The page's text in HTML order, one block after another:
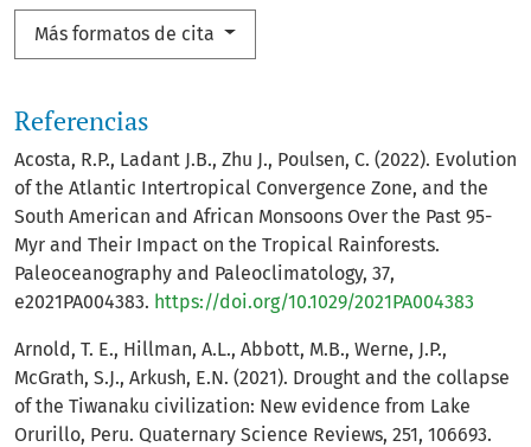
Más formatos de cita
Referencias
Acosta, R.P., Ladant J.B., Zhu J., Poulsen, C. (2022). Evolution
of the Atlantic Intertropical Convergence Zone, and the
South American and African Monsoons Over the Past 95-
Myr and Their Impact on the Tropical Rainforests.
Paleoceanography and Paleoclimatology, 37,
e2021PA004383. https://doi.org/10.1029/2021PA004383
Arnold, T. E., Hillman, A.L., Abbott, M.B., Werne, J.P.,
McGrath, S.J., Arkush, E.N. (2021). Drought and the collapse
of the Tiwanaku civilization: New evidence from Lake
Orurillo, Peru. Quaternary Science Reviews, 251, 106693.